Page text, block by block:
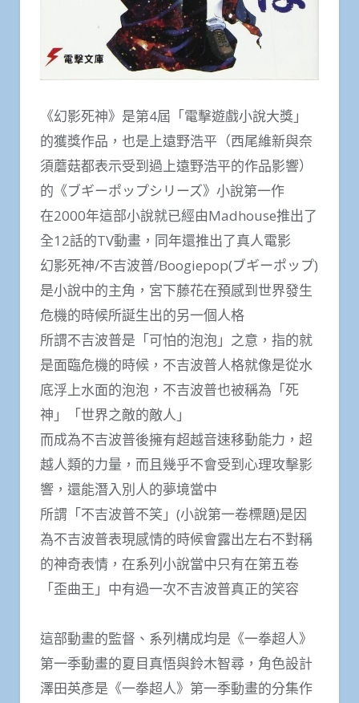
《幻影死神》是第4屆「電擊遊戲小說大獎」
的獲獎作品，也是上遠野浩平（西尾維新與奈
須蘑菇都表示受到過上遠野浩平的作品影響）
的《ブギーポップシリーズ》小說第一作
在2000年這部小說就已經由Madhouse推出了
全12話的TV動畫，同年還推出了真人電影
幻影死神/不吉波普/Boogiepop(ブギーポップ)
是小說中的主角，宮下藤花在預感到世界發生
危機的時候所誕生出的另一個人格
所謂不吉波普是「可怕的泡泡」之意，指的就
是面臨危機的時候，不吉波普人格就像是從水
底浮上水面的泡泡，不吉波普也被稱為「死
神」「世界之敵的敵人」
而成為不吉波普後擁有超越音速移動能力，超
越人類的力量，而且幾乎不會受到心理攻擊影
響，還能潛入別人的夢境當中
所謂「不吉波普不笑」(小說第一卷標題)是因
為不吉波普表現感情的時候會露出左右不對稱
的神奇表情，在系列小說當中只有在第五卷
「歪曲王」中有過一次不吉波普真正的笑容
這部動畫的監督、系列構成均是《一拳超人》
第一季動畫的夏目真悟與鈴木智尋，角色設計
澤田英彥是《一拳超人》第一季動畫的分集作